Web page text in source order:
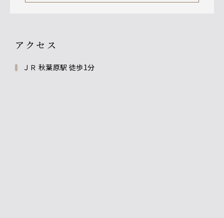
アクセス
ＪＲ 秋葉原駅 徒歩1分